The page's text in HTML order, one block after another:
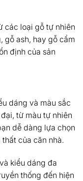
các loại gỗ tự nhiên
gỗ ash, hay gỗ cẩm
định của sản
dáng và màu sắc
từ màu tự nhiên
dễ dàng lựa chọn
của căn nhà.
kiểu dáng đa
thống đến hiện